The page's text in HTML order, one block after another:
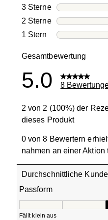
3 SterneSterne
2 SterneSterne
1 Stern Sterne
Gesamtbewertung
5.0 8
2 von 2 (100%) der
dieses Produkt
0 von 8 Bewertern
nahmen an einer Aktion
Durchschnittliche
Passform
Fällt klein aus